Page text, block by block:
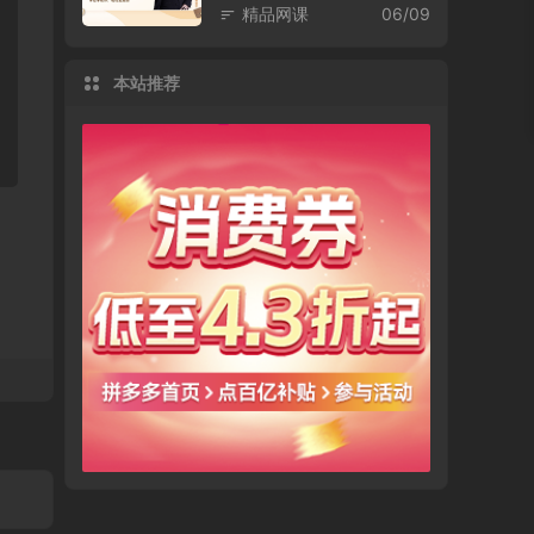
06/09
精品网课
本站推荐